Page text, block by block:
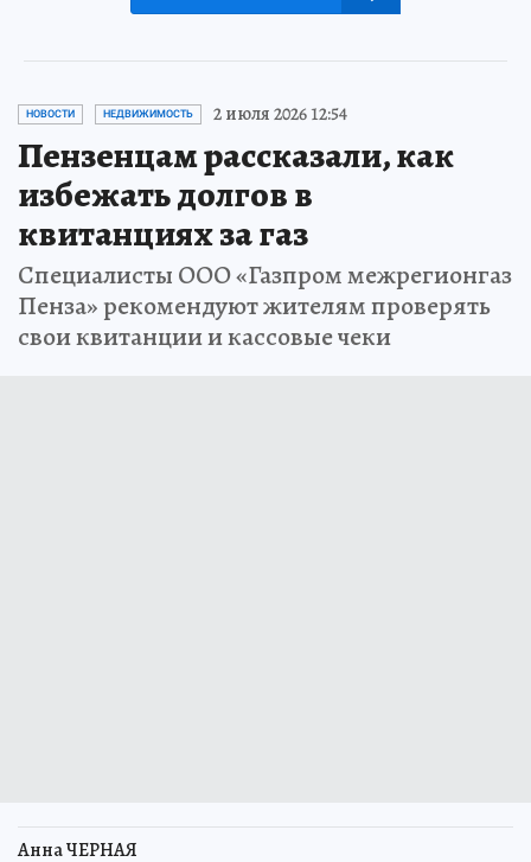
НОВОСТИ НЕДВИЖИМОСТЬ 2 июля 2026 12:54
Пензенцам рассказали, как
избежать долгов в
квитанциях за газ
Специалисты ООО «Газпром межрегионгаз
Пенза» рекомендуют жителям проверять
свои квитанции и кассовые чеки
Анна ЧЕРНАЯ